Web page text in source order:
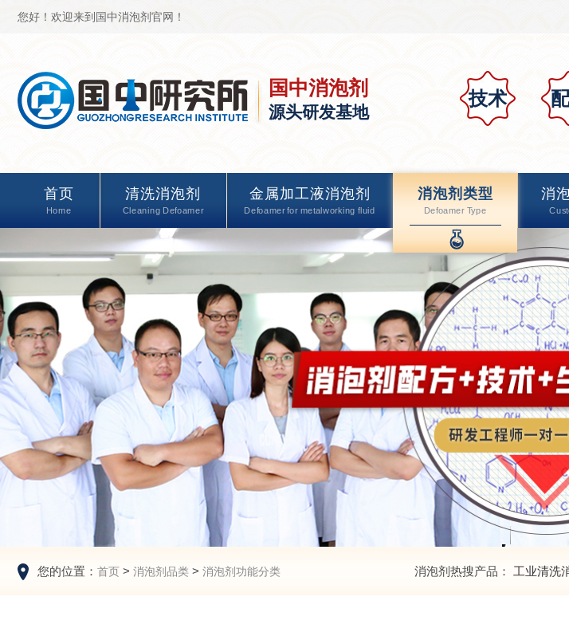
您好！欢迎来到国中消泡剂官网！
国中消泡剂
源头研发基地
技术
首页
Home
清洗消泡剂
Cleaning Defoamer
金属加工液消泡剂
Defoamer for metalworking fluid
消泡剂类型
Defoamer Type
消
您的位置： 首页 > 消泡剂品类 > 消泡剂功能分类 消泡剂热搜产品： 工业清洗